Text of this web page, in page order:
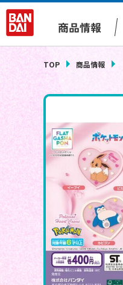
商品情報
TOP 商品情報